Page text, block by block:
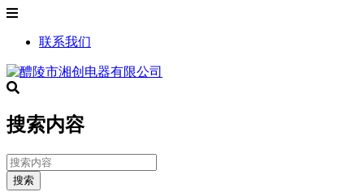
联系我们
搜索内容
搜索